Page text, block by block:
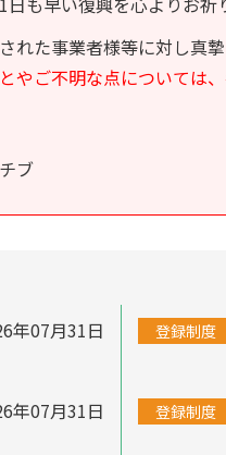
れた事業者様等に対し真
やご不明な点については
ブ
年07月31日 登録制度
年07月31日
登録制度